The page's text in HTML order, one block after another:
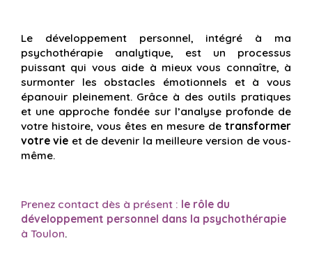
Le développement personnel, intégré à ma
psychothérapie analytique, est un processus
puissant qui vous aide à mieux vous connaître, à
surmonter les obstacles émotionnels et à vous
épanouir pleinement. Grâce à des outils pratiques
et une approche fondée sur l’analyse profonde de
votre histoire, vous êtes en mesure de transformer
votre vie et de devenir la meilleure version de vous-
même.
Prenez contact dès à présent : le rôle du
développement personnel dans la psychothérapie
à Toulon.